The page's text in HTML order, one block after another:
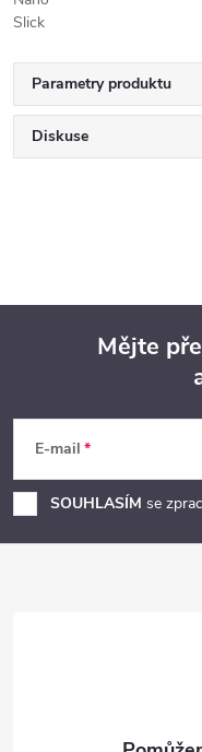
Slick
Parametry produktu
Diskuse
p
a
Mějte
E-mail
SOUHLASÍM se